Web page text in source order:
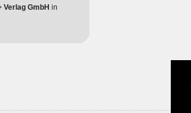
Verlag GmbH in